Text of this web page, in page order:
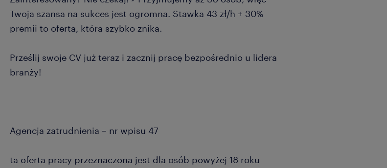
Twoja szansa na sukces jest ogromna. Stawka 43 zł/h + 30%
premii to oferta, która szybko znika.
Prześlij swoje CV już teraz i zacznij pracę bezpośrednio u lidera
branży!
Agencja zatrudnienia – nr wpisu 47
ta oferta pracy przeznaczona jest dla osób powyżej 18 roku